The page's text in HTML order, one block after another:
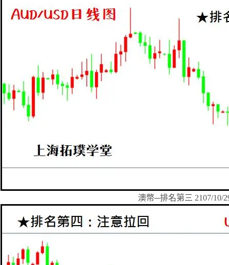
澳幣─排名第三 2107/10/